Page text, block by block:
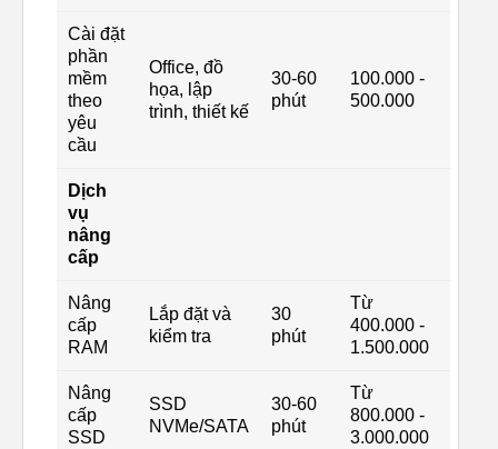
Cài đặt
phần
mềm
theo
yêu
cầu
Office, đồ
họa, lập
trình, thiết kế
30-60
phút
100.000 -
500.000
Dịch
vụ
nâng
cấp
Nâng
cấp
RAM
Lắp đặt và
kiểm tra
30
phút
Từ
400.000 -
1.500.000
Nâng
cấp
SSD
SSD
NVMe/SATA
30-60
phút
Từ
800.000 -
3.000.000